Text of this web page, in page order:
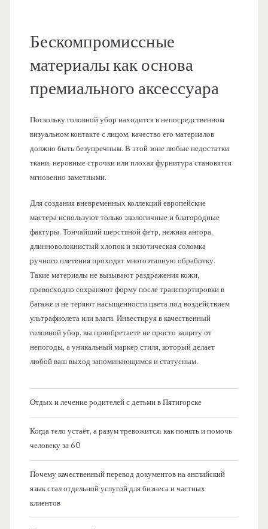
Бескомпромиссные
материалы как основа
премиального аксессуара
Поскольку головной убор находится в непосредственном
визуальном контакте с лицом, качество его материалов
должно быть безупречным. В этой зоне любые недостатки
ткани, неровные строчки или плохая фурнитура становятся
мгновенно заметными.
Для создания вневременных коллекций европейские
мастера используют только экологичные и благородные
фактуры. Тончайший шерстяной фетр, нежная ангора,
длинноволокнистый хлопок и экзотическая соломка
ручного плетения проходят многоэтапную обработку.
Такие материалы не вызывают раздражения кожи,
превосходно сохраняют форму после транспортировки в
багаже и не теряют насыщенности цвета под воздействием
ультрафиолета или влаги. Инвестируя в качественный
головной убор, вы приобретаете не просто защиту от
непогоды, а уникальный маркер стиля, который делает
любой ваш выход запоминающимся и статусным.
Отдых и лечение родителей с детьми в Пятигорске
Когда тело устаёт, а разум тревожится: как понять и помочь
человеку за 60
Почему качественный перевод документов на английский
язык стал отдельной услугой для бизнеса и частных
клиентов